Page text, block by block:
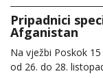
Pripadnici
Afganistan
Na vježbi Poskok
od 26. do 28.